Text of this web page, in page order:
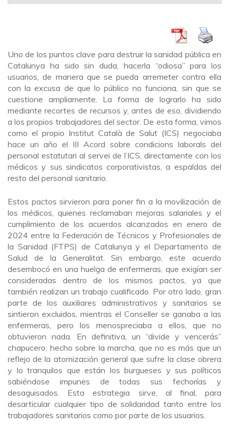
Uno de los puntos clave para destruir la sanidad pública en
Catalunya ha sido sin duda, hacerla “odiosa” para los
usuarios, de manera que se pueda arremeter contra ella
con la excusa de que lo público no funciona, sin que se
cuestione ampliamente. La forma de lograrlo ha sido
mediante recortes de recursos y, antes de eso, dividiendo
a los propios trabajadores del sector. De esta forma, vimos
como el propio Institut Català de Salut (ICS) negociaba
hace un año el III Acord sobre condicions laborals del
personal estatutari al servei de l’ICS, directamente con los
médicos y sus sindicatos corporativistas, a espaldas del
resto del personal sanitario.
Estos pactos sirvieron para poner fin a la movilización de
los médicos, quienes reclamaban mejoras salariales y el
cumplimiento de los acuerdos alcanzados en enero de
2024 entre la Federación de Técnicos y Profesionales de
la Sanidad (FTPS) de Catalunya y el Departamento de
Salud de la Generalitat. Sin embargo, este acuerdo
desembocó en una huelga de enfermeras, que exigían ser
consideradas dentro de los mismos pactos, ya que
también realizan un trabajo cualificado. Por otro lado, gran
parte de los auxiliares administrativos y sanitarios se
sintieron excluidos, mientras el Conseller se ganaba a las
enfermeras, pero los menospreciaba a ellos, que no
obtuvieron nada. En definitiva, un “divide y vencerás”
chapucero, hecho sobre la marcha, que no es más que un
reflejo de la atomización general que sufre la clase obrera
y lo tranquilos que están los burgueses y sus políticos
sabiéndose impunes de todas sus fechorías y
desaguisados. Esta estrategia sirve, al final, para
desarticular cualquier tipo de solidaridad tanto entre los
trabajadores sanitarios como por parte de los usuarios.